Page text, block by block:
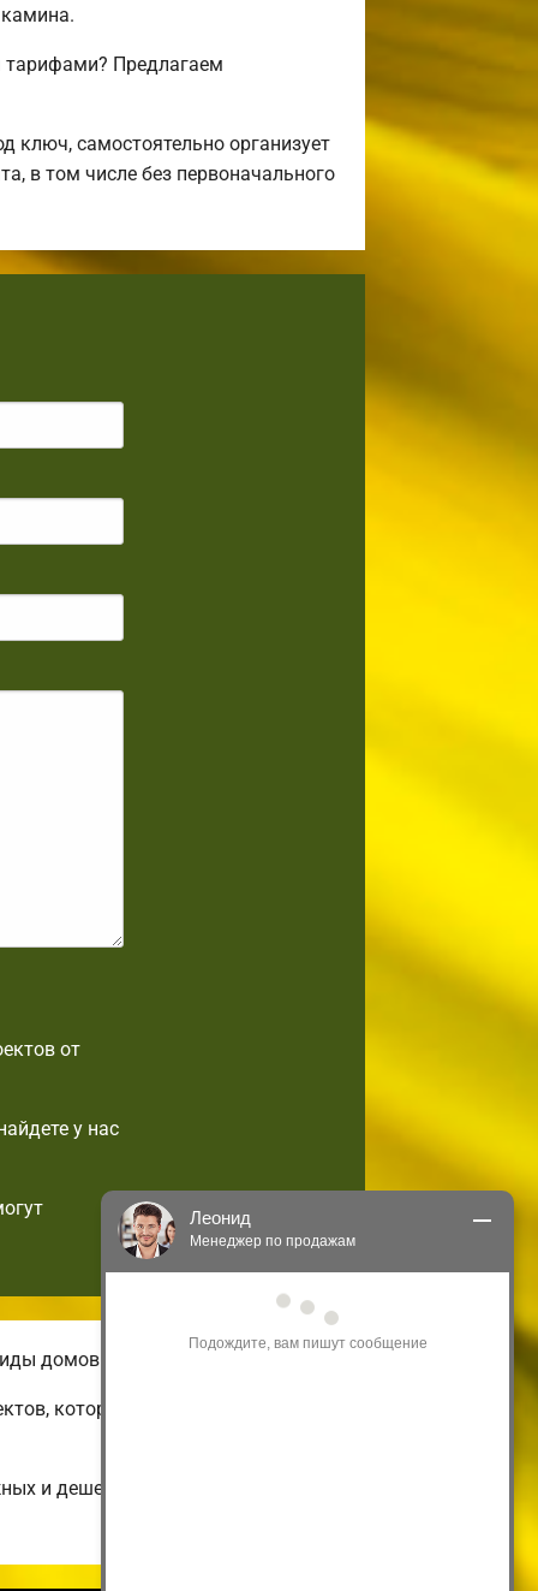
Предлагаем
самостоятельно организует
в том числе без первоначального
от
у нас
домов.
которые можно подстроить по
и дешевых до огромных
Леонид
Менеджер по продажам
Здравствуйте! Я могу
проконсультировать Вас по нашим
акциям и проектам.